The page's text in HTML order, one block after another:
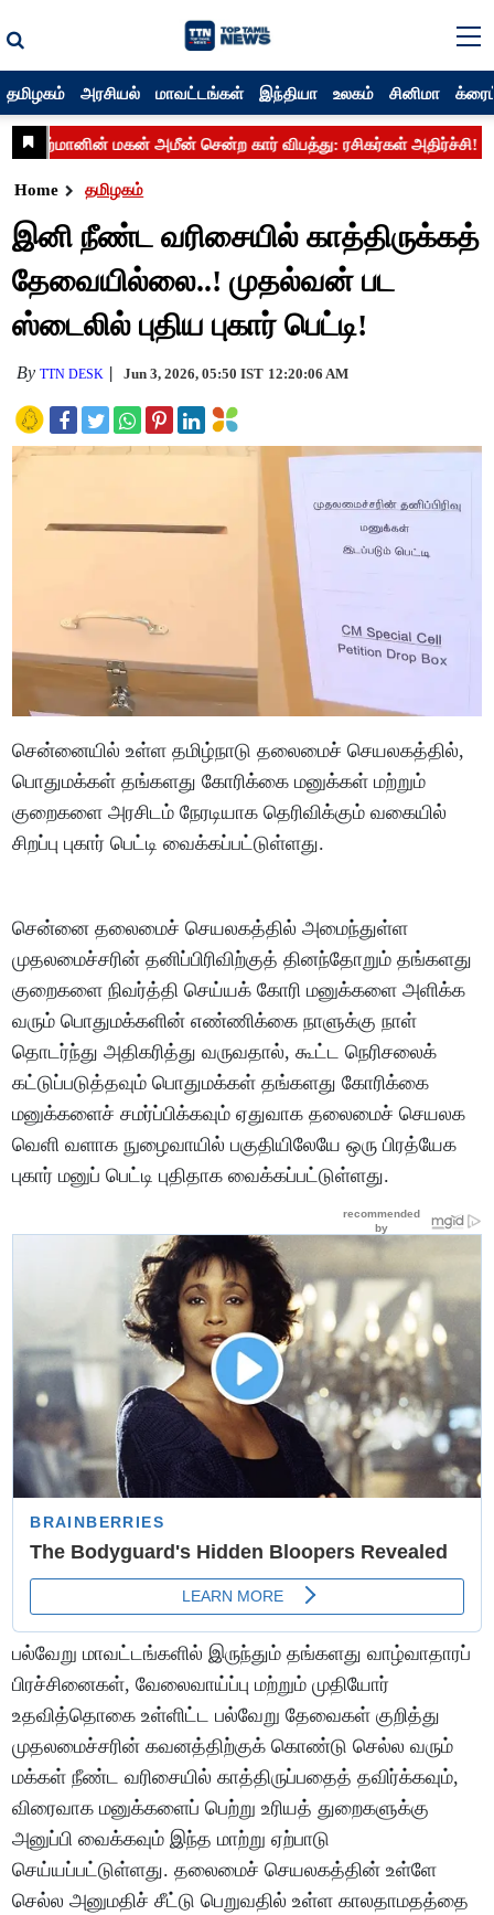
தமிழகம் அரசியல் மாவட்டங்கள் இந்தியா உலகம் சினிமா
Home தமிழகம்
இனி நீண்ட வரிசையில் காத்திருக்கத்
தேவையில்லை..! முதல்வன் பட
ஸ்டைலில் புதிய புகார் பெட்டி!
ByTTN DESK Jun 3, 2026, 05:50 IST 12:20:06 AM
சென்னையில் உள்ள தமிழ்நாடு தலைமைச் செயலகத்தில்,
பொதுமக்கள் தங்களது கோரிக்கை மனுக்கள் மற்றும்
குறைகளை அரசிடம் நேரடியாக தெரிவிக்கும் வகையில்
சிறப்பு புகார் பெட்டி வைக்கப்பட்டுள்ளது.
சென்னை தலைமைச் செயலகத்தில் அமைந்துள்ள
முதலமைச்சரின் தனிப்பிரிவிற்குத் தினந்தோறும் தங்களது
குறைகளை நிவர்த்தி செய்யக் கோரி மனுக்களை அளிக்க
வரும் பொதுமக்களின் எண்ணிக்கை நாளுக்கு நாள்
தொடர்ந்து அதிகரித்து வருவதால், கூட்ட நெரிசலைக்
கட்டுப்படுத்தவும் பொதுமக்கள் தங்களது கோரிக்கை
மனுக்களைச் சமர்ப்பிக்கவும் ஏதுவாக தலைமைச் செயலக
வெளி வளாக நுழைவாயில் பகுதியிலேயே ஒரு பிரத்யேக
புகார் மனுப் பெட்டி புதிதாக வைக்கப்பட்டுள்ளது.
பல்வேறு மாவட்டங்களில் இருந்தும் தங்களது வாழ்வாதாரப்
பிரச்சினைகள், வேலைவாய்ப்பு மற்றும் முதியோர்
உதவித்தொகை உள்ளிட்ட பல்வேறு தேவைகள் குறித்து
முதலமைச்சரின் கவனத்திற்குக் கொண்டு செல்ல வரும்
மக்கள் நீண்ட வரிசையில் காத்திருப்பதைத் தவிர்க்கவும்,
விரைவாக மனுக்களைப் பெற்று உரியத் துறைகளுக்கு
அனுப்பி வைக்கவும் இந்த மாற்று ஏற்பாடு
செய்யப்பட்டுள்ளது. தலைமைச் செயலகத்தின் உள்ளே
செல்ல அனுமதிச் சீட்டு பெறுவதில் உள்ள காலதாமதத்தை